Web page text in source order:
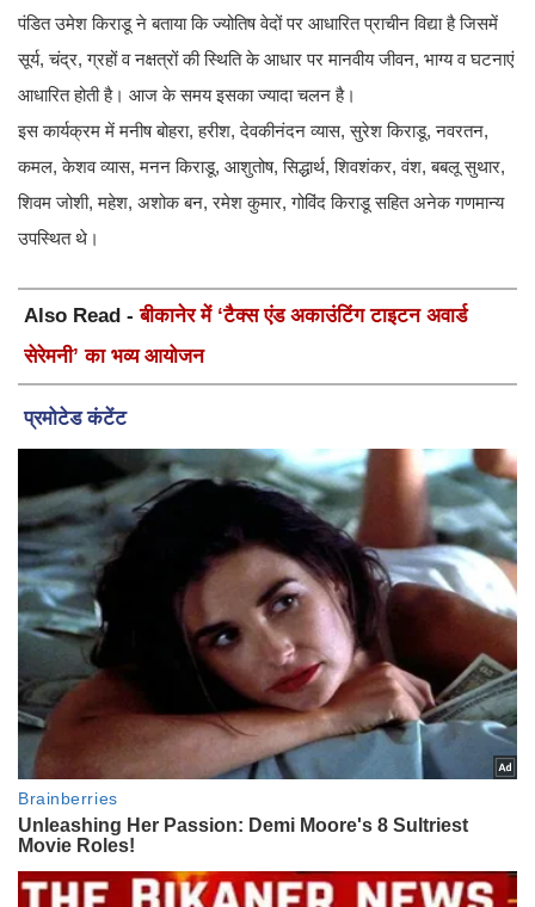
पंडित उमेश किराडू ने बताया कि ज्योतिष वेदों पर आधारित प्राचीन विद्या है जिसमें
सूर्य, चंद्र, ग्रहों व नक्षत्रों की स्थिति के आधार पर मानवीय जीवन, भाग्य व घटनाएं
आधारित होती है। आज के समय इसका ज्यादा चलन है।
इस कार्यक्रम में मनीष बोहरा, हरीश, देवकीनंदन व्यास, सुरेश किराडू, नवरतन,
कमल, केशव व्यास, मनन किराडू, आशुतोष, सिद्धार्थ, शिवशंकर, वंश, बबलू सुथार,
शिवम जोशी, महेश, अशोक बन, रमेश कुमार, गोविंद किराडू सहित अनेक गणमान्य
उपस्थित थे।
Also Read -बीकानेर में ‘टैक्स एंड अकाउंटिंग टाइटन अवार्ड
सेरेमनी’ का भव्य आयोजन